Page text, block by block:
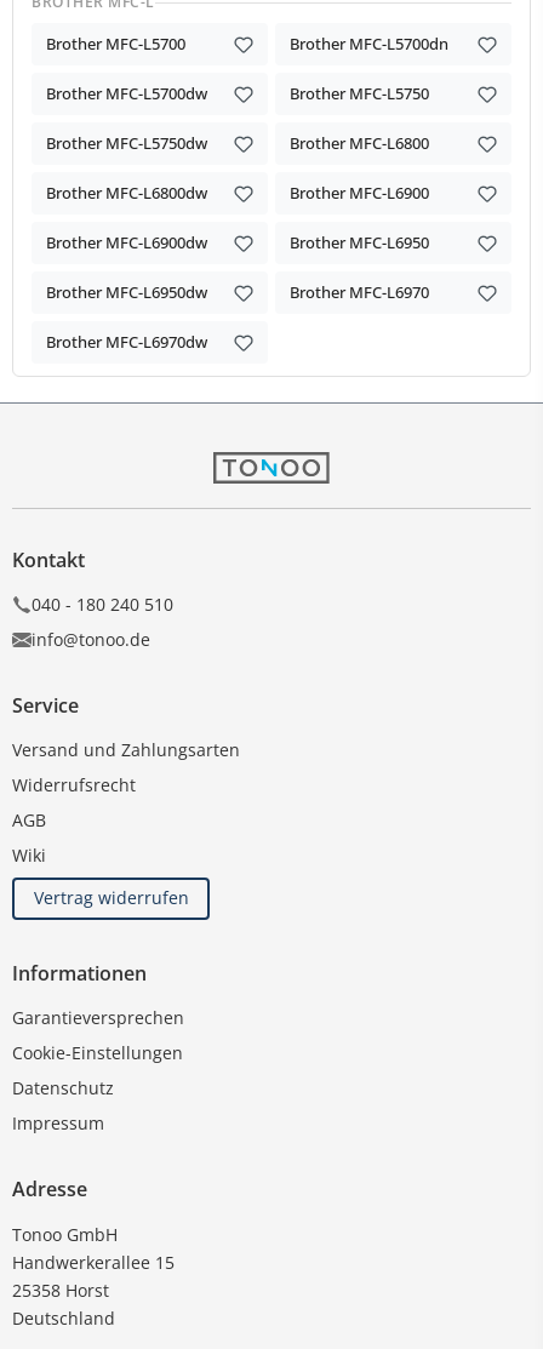
Brother MFC-L5700 Brother MFC-L5700dn
Brother MFC-L5700dw Brother MFC-L5750
Brother MFC-L5750dw Brother MFC-L6800
Brother MFC-L6800dw Brother MFC-L6900
Brother MFC-L6900dw Brother MFC-L6950
Brother MFC-L6950dw Brother MFC-L6970
Brother MFC-L6970dw
Kontakt
040 - 180 240 510
info@tonoo.de
Service
Versand und Zahlungsarten
Widerrufsrecht
AGB
Wiki
Vertrag widerrufen
Informationen
Garantieversprechen
Cookie-Einstellungen
Datenschutz
Impressum
Adresse
Tonoo GmbH
Handwerkerallee 15
25358 Horst
Deutschland